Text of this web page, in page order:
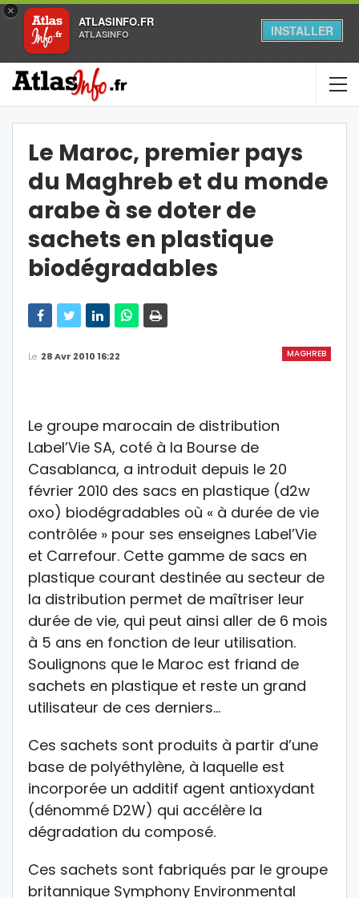
×
ATLASINFO.FR
ATLASINFO INSTALLER
Le Maroc, premier pays
du Maghreb et du monde
arabe à se doter de
sachets en plastique
biodégradables
MAGHREB
Le 28 Avr 2010 16:22
Le groupe marocain de distribution
Label’Vie SA, coté à la Bourse de
Casablanca, a introduit depuis le 20
février 2010 des sacs en plastique (d2w
oxo) biodégradables où « à durée de vie
contrôlée » pour ses enseignes Label’Vie
et Carrefour. Cette gamme de sacs en
plastique courant destinée au secteur de
la distribution permet de maîtriser leur
durée de vie, qui peut ainsi aller de 6 mois
à 5 ans en fonction de leur utilisation.
Soulignons que le Maroc est friand de
sachets en plastique et reste un grand
utilisateur de ces derniers…
Ces sachets sont produits à partir d’une
base de polyéthylène, à laquelle est
incorporée un additif agent antioxydant
(dénommé D2W) qui accélère la
dégradation du composé.
Ces sachets sont fabriqués par le groupe
britannique Symphony Environmental